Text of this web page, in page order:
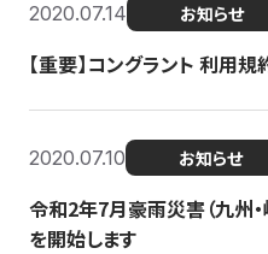
2020.07.14 お知らせ
【重要】コングラント 利用
2020.07.10 お知らせ
令和2年7月豪雨災害（九州
を開始します